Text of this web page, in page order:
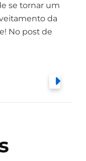
se tornar um
da
No post de